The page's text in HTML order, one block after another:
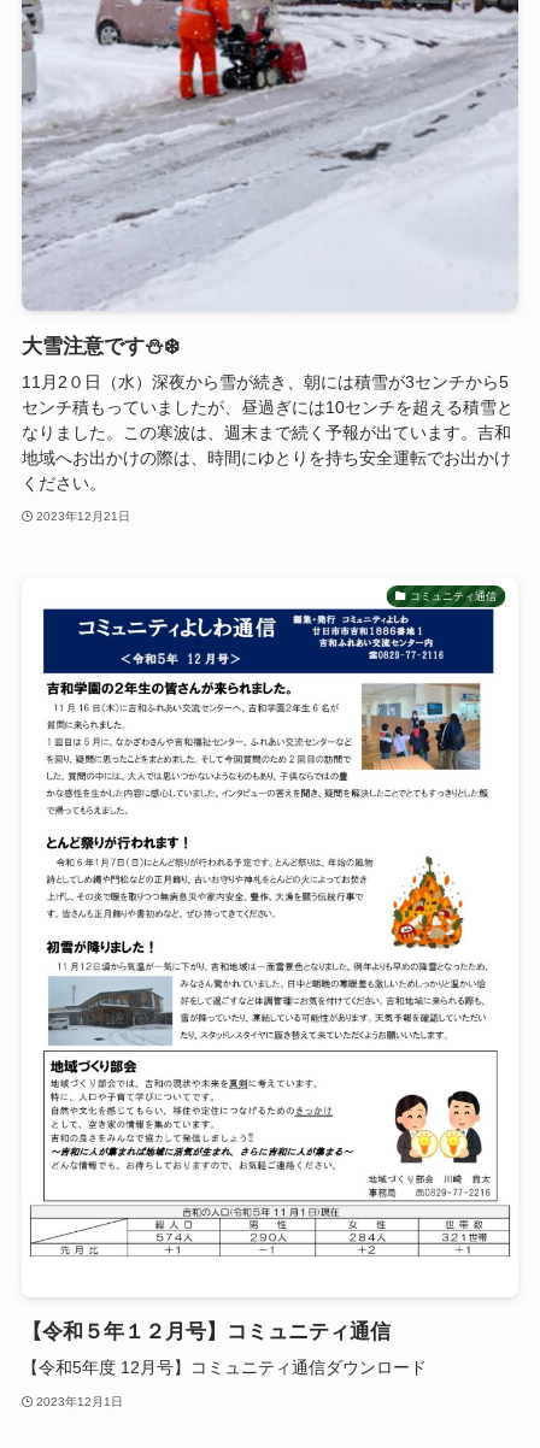
大雪注意です⛄❄️
11月2０日（水）深夜から雪が続き、朝には積雪が3センチから5
センチ積もっていましたが、昼過ぎには10センチを超える積雪と
なりました。この寒波は、週末まで続く予報が出ています。吉和
地域へお出かけの際は、時間にゆとりを持ち安全運転でお出かけ
ください。
2023年12月21日
コミュニティ通信
【令和５年１２月号】コミュニティ通信
【令和5年度 12月号】コミュニティ通信ダウンロード
2023年12月1日